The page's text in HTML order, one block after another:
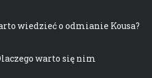
wiedzieć o odmianie Kousa?
warto się nim